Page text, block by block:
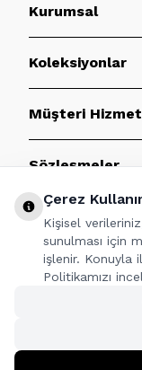
Kurumsal
Koleksiyonlar
Müşteri
Sözleşmeler
BİZE ULAŞIN
Çerez
Kişisel
sunulması için
işlenir. Konuyla
Politikamızı